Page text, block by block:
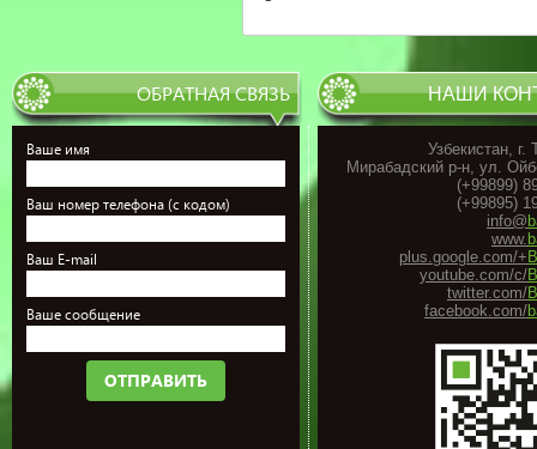
ОБРАТНАЯ СВЯЗЬ
Ваше имя
Ваш номер телефона (с кодом)
Ваш E-mail
Ваше сообщение
ОТПРАВИТЬ
НАШИ
Узбекистан, г.
Мирабадский р-н, ул.
(+99899)
(+99895)
info@
www.
plus.google.com/+
youtube.com/c/
twitter.com/
facebook.com/